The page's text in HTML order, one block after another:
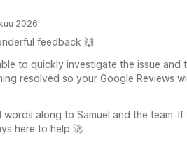
2026
feedback 🙌
to quickly investigate the issue and
resolved so your Google Reviews
words along to Samuel and the team.
here to help 🚀